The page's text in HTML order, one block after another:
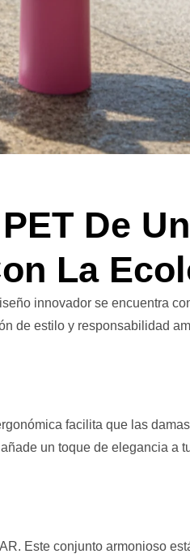
De
La
innovador se encuentra
de estilo y responsabilidad
facilita que las
un toque de elegancia a
Este conjunto armonioso